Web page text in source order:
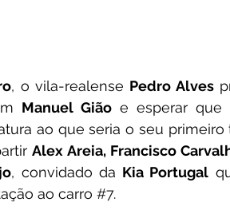
, o vila-realense Pedro Alves
Manuel Gião e esperar que
ao que seria o seu primeiro
Alex Areia, Francisco
, convidado da Kia Portugal
ao carro #7.